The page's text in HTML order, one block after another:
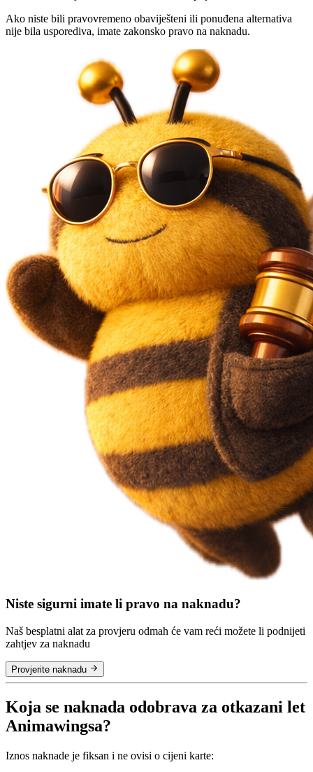
Ako niste bili pravovremeno obaviješteni ili ponuđena alternativa
nije bila usporediva, imate zakonsko pravo na naknadu.
Niste sigurni imate li pravo na naknadu?
Naš besplatni alat za provjeru odmah će vam reći možete li podnijeti
zahtjev za naknadu
Provjerite naknadu
Koja se naknada odobrava za otkazani let
Animawingsa?
Iznos naknade je fiksan i ne ovisi o cijeni karte: